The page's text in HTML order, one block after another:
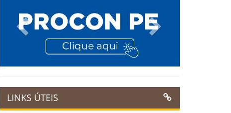
Previous
LINKS ÚTEIS